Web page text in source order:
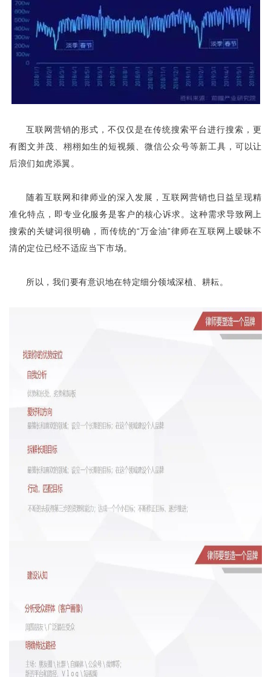
互联网营销的形式，不仅仅是在传统搜索平台进行搜索，更
有图文并茂、栩栩如生的短视频、微信公众号等新工具，可以让
后浪们如虎添翼。
随着互联网和律师业的深入发展，互联网营销也日益呈现精
准化特点，即专业化服务是客户的核心诉求。这种需求导致网上
搜索的关键词很明确，而传统的“万金油”律师在互联网上暧昧不
清的定位已经不适应当下市场。
所以，我们要有意识地在特定细分领域深植、耕耘。